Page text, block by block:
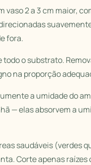
vaso 2 a 3 cm maior,
fora.
o substrato.
na proporção
a umidade do
— elas absorvem a
saudáveis (verdes
Corte apenas